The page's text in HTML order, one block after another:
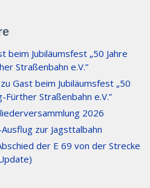
beim Jubiläumsfest „50 Jahre
Straßenbahn e.V.”
Gast beim Jubiläumsfest „50
Straßenbahn e.V.”
2026
Ausflug zur Jagsttalbahn
der E 69 von der Strecke